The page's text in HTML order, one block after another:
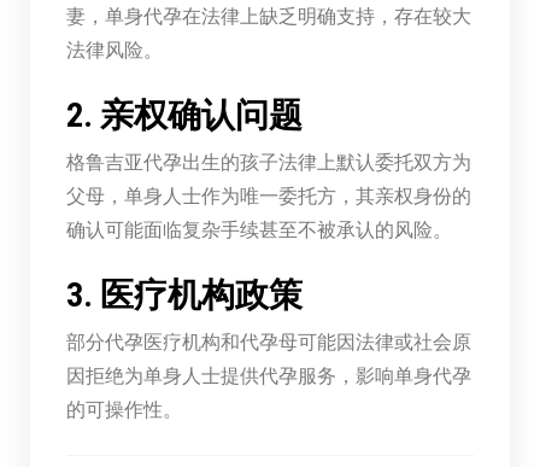
妻，单身代孕在法律上缺乏明确支持，存在较大
法律风险。
2. 亲权确认问题
格鲁吉亚代孕出生的孩子法律上默认委托双方为
父母，单身人士作为唯一委托方，其亲权身份的
确认可能面临复杂手续甚至不被承认的风险。
3. 医疗机构政策
部分代孕医疗机构和代孕母可能因法律或社会原
因拒绝为单身人士提供代孕服务，影响单身代孕
的可操作性。